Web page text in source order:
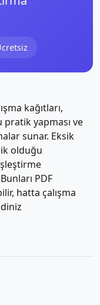
kağıtları,
yapması ve
sunar. Eksik
olduğu
PDF
hatta çalışma